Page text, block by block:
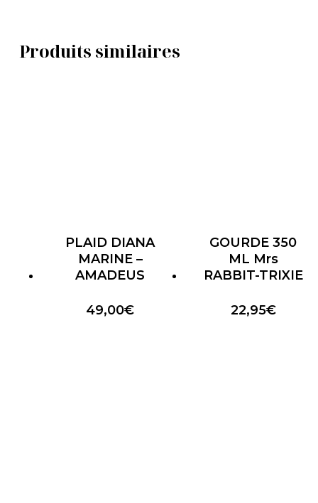
Produits similaires
PLAID DIANA
MARINE –
AMADEUS
49,00€
GOURDE 350
ML Mrs
RABBIT-TRIXIE
22,95€